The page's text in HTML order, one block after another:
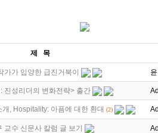
제 목
가가 입양한 급진거북이
진성리더의 변화전략> 출간
개, Hospitality: 아픔에 대한 환대 (2)
교수 신문사 칼럼 글 보기